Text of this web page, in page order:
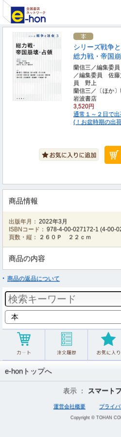
シリーズ戦争
総力戦・帝国
蘭信三／編集委
／編集委員 佐
員 野上
蘭信三／〔ほか
岩波書店
3,520円
通常１～２日で
(！お盆時期の出
商品情報
出版年月： 2022年3月
ISBNコード： 978-4-00-027172-1 (4-00-
頁数・縦：
２６０Ｐ ２２ｃｍ
商品の内容
商品の返品について
e-honトップへ
表示 ： スマート
運営会社概要 プライ
Copyright © TOHAN